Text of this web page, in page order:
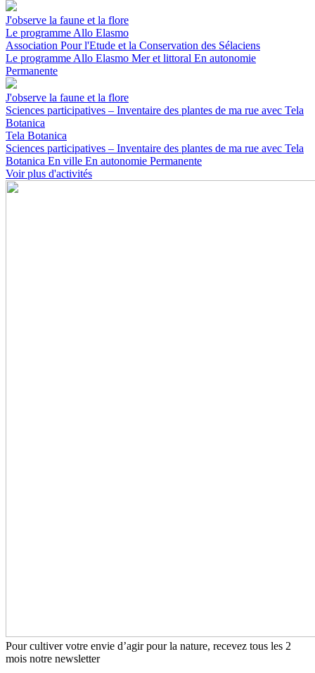
J'observe la faune et la flore
Le programme Allo Elasmo
Association Pour l'Etude et la Conservation des Sélaciens
Le programme Allo Elasmo Mer et littoral En autonomie
Permanente
J'observe la faune et la flore
Sciences participatives – Inventaire des plantes de ma rue avec Tela
Botanica
Tela Botanica
Sciences participatives – Inventaire des plantes de ma rue avec Tela
Botanica En ville En autonomie Permanente
Voir plus d'activités
Pour cultiver votre envie d’agir pour la nature, recevez tous les 2
mois notre newsletter